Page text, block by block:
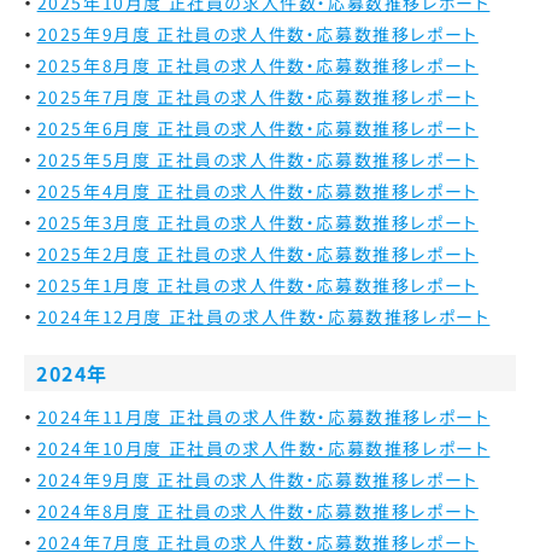
2025年9月度 正社員の求人件数・応募数推移レポート
2025年8月度 正社員の求人件数・応募数推移レポート
2025年7月度 正社員の求人件数・応募数推移レポート
2025年6月度 正社員の求人件数・応募数推移レポート
2025年5月度 正社員の求人件数・応募数推移レポート
2025年4月度 正社員の求人件数・応募数推移レポート
2025年3月度 正社員の求人件数・応募数推移レポート
2025年2月度 正社員の求人件数・応募数推移レポート
2025年1月度 正社員の求人件数・応募数推移レポート
2024年12月度 正社員の求人件数・応募数推移レポート
2024年
2024年11月度 正社員の求人件数・応募数推移レポート
2024年10月度 正社員の求人件数・応募数推移レポート
2024年9月度 正社員の求人件数・応募数推移レポート
2024年8月度 正社員の求人件数・応募数推移レポート
2024年7月度 正社員の求人件数・応募数推移レポート